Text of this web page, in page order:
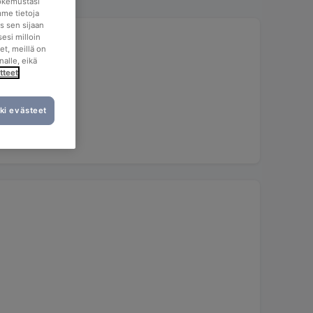
tietoja
sen sijaan
milloin
meillä on
eikä
evästeet